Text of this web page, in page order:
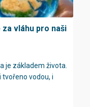
vláhu pro naši
je základem života.
tvořeno vodou, i